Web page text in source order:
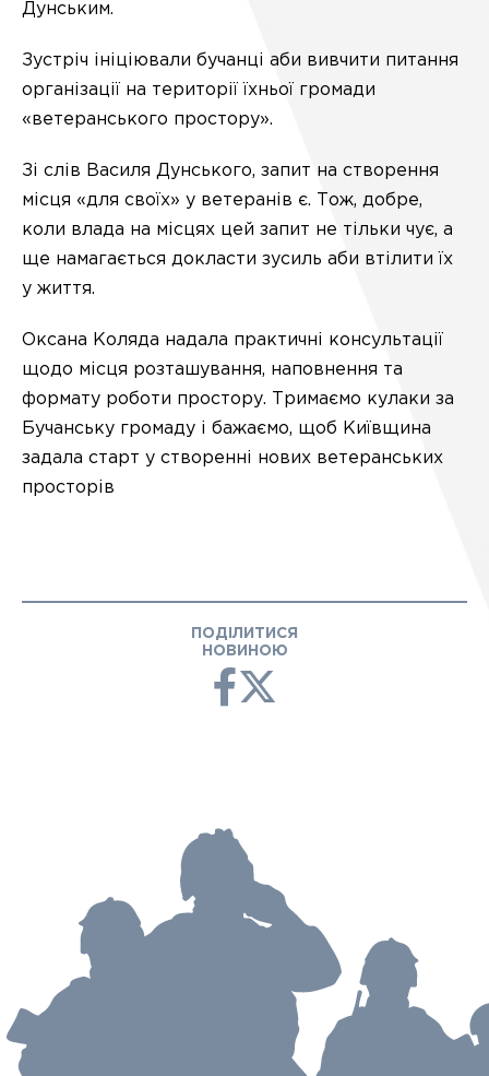
Дунським.
Зустріч ініціювали бучанці аби вивчити питання
організації на території їхньої громади
«ветеранського простору».
Зі слів Василя Дунського, запит на створення
місця «для своїх» у ветеранів є. Тож, добре,
коли влада на місцях цей запит не тільки чує, а
ще намагається докласти зусиль аби втілити їх
у життя.
Оксана Коляда надала практичні консультації
щодо місця розташування, наповнення та
формату роботи простору. Тримаємо кулаки за
Бучанську громаду і бажаємо, щоб Київщина
задала старт у створенні нових ветеранських
просторів
ПОДІЛИТИСЯ
НОВИНОЮ